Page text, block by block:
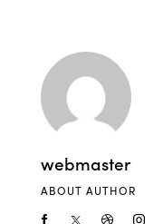
webmaster
ABOUT AUTHOR